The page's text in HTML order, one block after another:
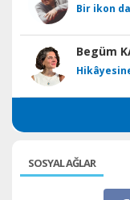
Bir ikon
Begüm
SOSYAL AĞLAR